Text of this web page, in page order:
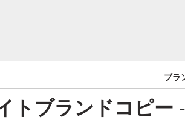
ブラ
トブランドコピー